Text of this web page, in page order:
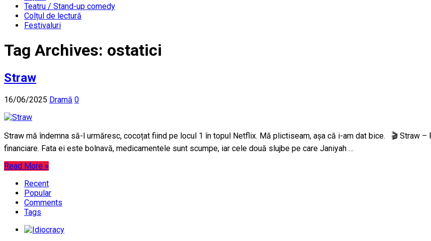
Teatru / Stand-up comedy
Colțul de lectură
Festivaluri
Tag Archives: ostatici
Straw
16/06/2025 Dramă 0
Straw mă îndemna să-l urmăresc, cocoțat fiind pe locul 1 în topul Netflix. Mă plictiseam, așa că i-am dat bice. 🎬 Straw
financiare. Fata ei este bolnavă, medicamentele sunt scumpe, iar cele două slujbe pe care Janiyah …
Read More »
Recent
Popular
Comments
Tags